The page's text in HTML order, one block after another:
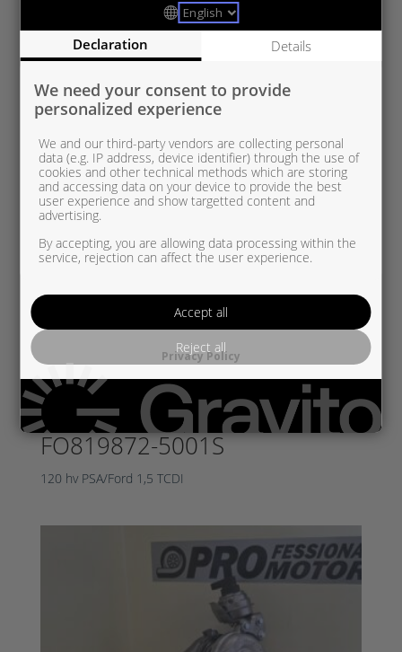
BM1745 970 0019
BMW 2.0d Twin Turbo ISO Turbo.
FO819872-5001S
120 hv PSA/Ford 1,5 TCDI
Declaration Details
We need your consent to provide
personalized experience
We and our third-party vendors are collecting personal
data (e.g. IP address, device identifier) through the use of
cookies and other technical methods which are storing
and accessing data on your device to provide the best
user experience and show targetted content and
advertising.
By accepting, you are allowing data processing within the
service, rejection can affect the user experience.
Accept all
Reject all
Privacy Policy